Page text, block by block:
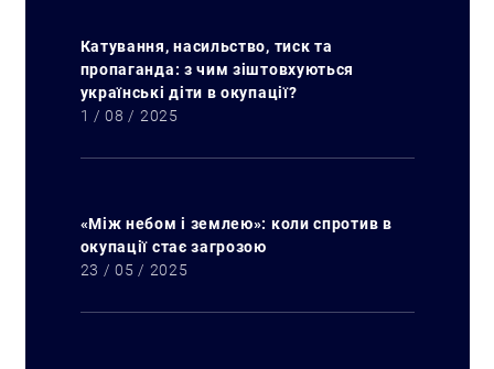
Катування, насильство, тиск та
пропаганда: з чим зіштовхуються
українські діти в окупації?
1 / 08 / 2025
«Між небом і землею»: коли спротив в
окупації стає загрозою
23 / 05 / 2025